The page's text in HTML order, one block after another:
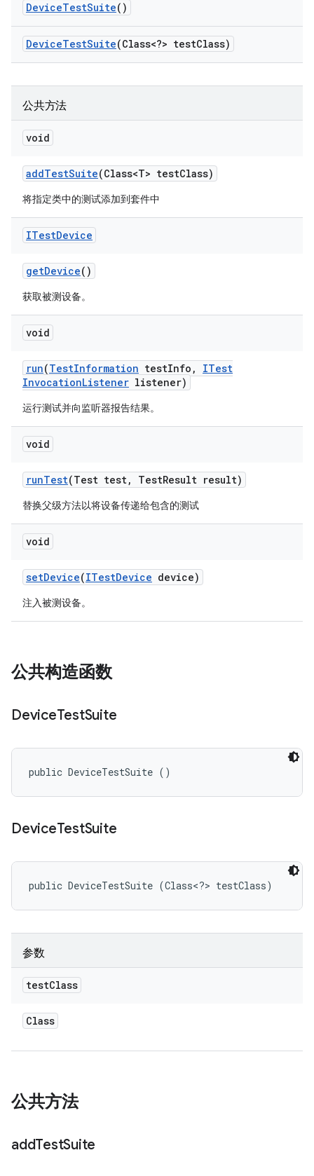
DeviceTestSuite()
DeviceTestSuite(Class<?> testClass)
公共方法
void
addTestSuite(Class<T> testClass)
将指定类中的测试添加到套件中
ITestDevice
getDevice()
获取被测设备。
void
run(TestInformation testInfo ,
ITest
InvocationListener listener)
运行测试并向监听器报告结果。
void
runTest(Test test, TestResult result)
替换父级方法以将设备传递给包含的测试
void
setDevice(ITestDevice device)
注入被测设备。
公共构造函数
DeviceTestSuite
public DeviceTestSuite ()
DeviceTestSuite
public DeviceTestSuite (Class<?> testClass)
参数
testClass
Class
公共方法
addTestSuite